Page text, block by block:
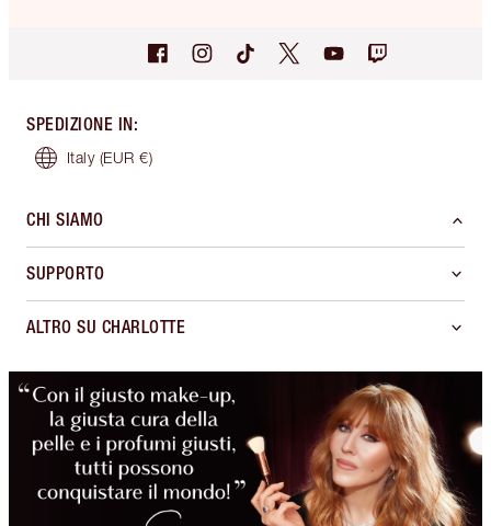
SPEDIZIONE IN:
Italy (EUR €)
CHI SIAMO
SUPPORTO
ALTRO SU CHARLOTTE